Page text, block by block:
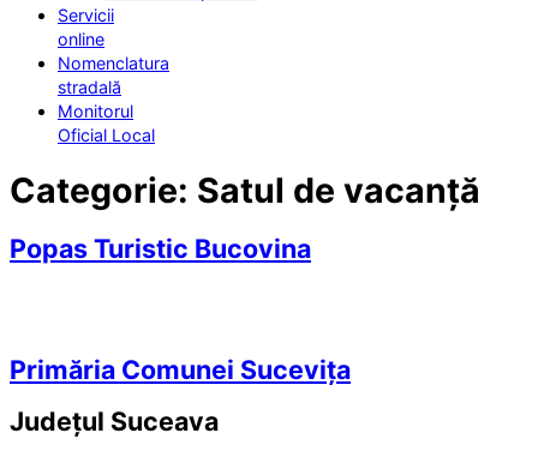
Servicii
online
Nomenclatura
stradală
Monitorul
Oficial Local
Categorie: Satul de vacanță
Popas Turistic Bucovina
Primăria Comunei Sucevița
Județul Suceava